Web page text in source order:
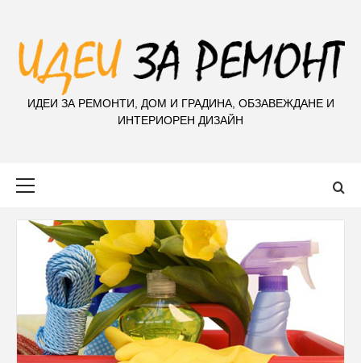
ИДЕИ ЗА РЕМОНТИ, ДОМ И ГРАДИНА, ОБЗАВЕЖДАНЕ И
ИНТЕРИОРЕН ДИЗАЙН